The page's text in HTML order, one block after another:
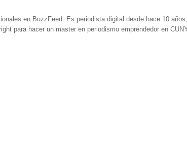
en BuzzFeed. Es periodista digital desde hace 10
para hacer un master en periodismo emprendedor en